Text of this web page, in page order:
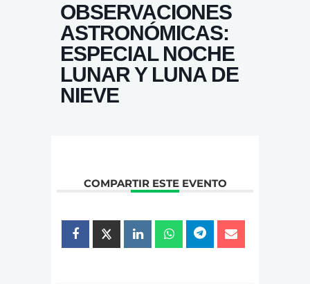
OBSERVACIONES
ASTRONÓMICAS:
ESPECIAL NOCHE
LUNAR Y LUNA DE
NIEVE
COMPARTIR ESTE EVENTO